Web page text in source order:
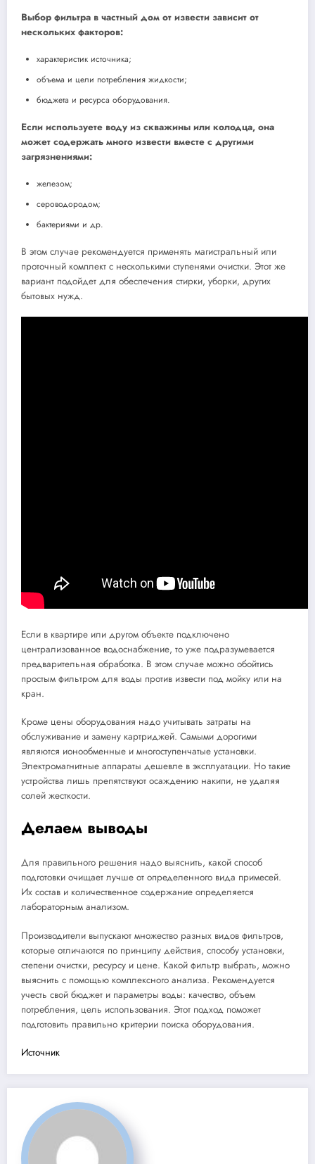
Выбор фильтра в частный дом от извести зависит от
нескольких факторов:
характеристик источника;
объема и цели потребления жидкости;
бюджета и ресурса оборудования.
Если используете воду из скважины или колодца, она
может содержать много извести вместе с другими
загрязнениями:
железом;
сероводородом;
бактериями и др.
В этом случае рекомендуется применять магистральный или
проточный комплект с несколькими ступенями очистки. Этот же
вариант подойдет для обеспечения стирки, уборки, других
бытовых нужд.
Если в квартире или другом объекте подключено
централизованное водоснабжение, то уже подразумевается
предварительная обработка. В этом случае можно обойтись
простым фильтром для воды против извести под мойку или на
кран.
Кроме цены оборудования надо учитывать затраты на
обслуживание и замену картриджей. Самыми дорогими
являются ионообменные и многоступенчатые установки.
Электромагнитные аппараты дешевле в эксплуатации. Но такие
устройства лишь препятствуют осаждению накипи, не удаляя
солей жесткости.
Делаем выводы
Для правильного решения надо выяснить, какой способ
подготовки очищает лучше от определенного вида примесей.
Их состав и количественное содержание определяется
лабораторным анализом.
Производители выпускают множество разных видов фильтров,
которые отличаются по принципу действия, способу установки,
степени очистки, ресурсу и цене. Какой фильтр выбрать, можно
выяснить с помощью комплексного анализа. Рекомендуется
учесть свой бюджет и параметры воды: качество, объем
потребления, цель использования. Этот подход поможет
подготовить правильно критерии поиска оборудования.
Источник